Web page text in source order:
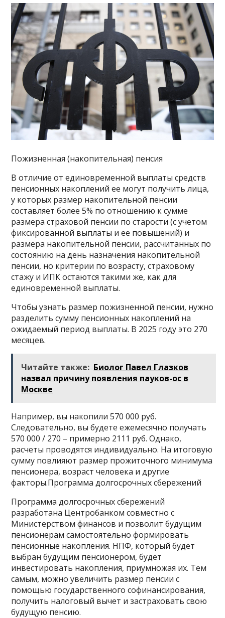
Пожизненная (накопительная) пенсия
В отличие от единовременной выплаты средств
пенсионных накоплений ее могут получить лица,
у которых размер накопительной пенсии
составляет более 5% по отношению к сумме
размера страховой пенсии по старости (с учетом
фиксированной выплаты и ее повышений) и
размера накопительной пенсии, рассчитанных по
состоянию на день назначения накопительной
пенсии, но критерии по возрасту, страховому
стажу и ИПК остаются такими же, как для
единовременной выплаты.
Чтобы узнать размер пожизненной пенсии, нужно
разделить сумму пенсионных накоплений на
ожидаемый период выплаты. В 2025 году это 270
месяцев.
Читайте также: Биолог Павел Глазков
назвал причину появления пауков-ос в
Москве
Например, вы накопили 570 000 руб.
Следовательно, вы будете ежемесячно получать
570 000 / 270 – примерно 2111 руб. Однако,
расчеты проводятся индивидуально. На итоговую
сумму повлияют размер прожиточного минимума
пенсионера, возраст человека и другие
факторы.Программа долгосрочных сбережений
Программа долгосрочных сбережений
разработана Центробанком совместно с
Министерством финансов и позволит будущим
пенсионерам самостоятельно формировать
пенсионные накопления. НПФ, который будет
выбран будущим пенсионером, будет
инвестировать накопления, приумножая их. Тем
самым, можно увеличить размер пенсии с
помощью государственного софинансирования,
получить налоговый вычет и застраховать свою
будущую пенсию.